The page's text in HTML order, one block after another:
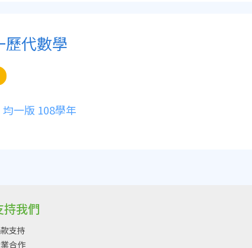
歷代數學
均一版 108學年
持我們
支持
合作